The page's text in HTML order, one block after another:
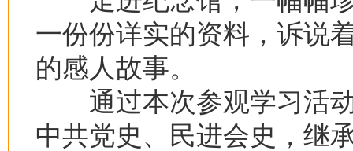
一份份详实的资料，诉说
的感人故事。
通过本次参观学习活动
中共党史、民进会史，继